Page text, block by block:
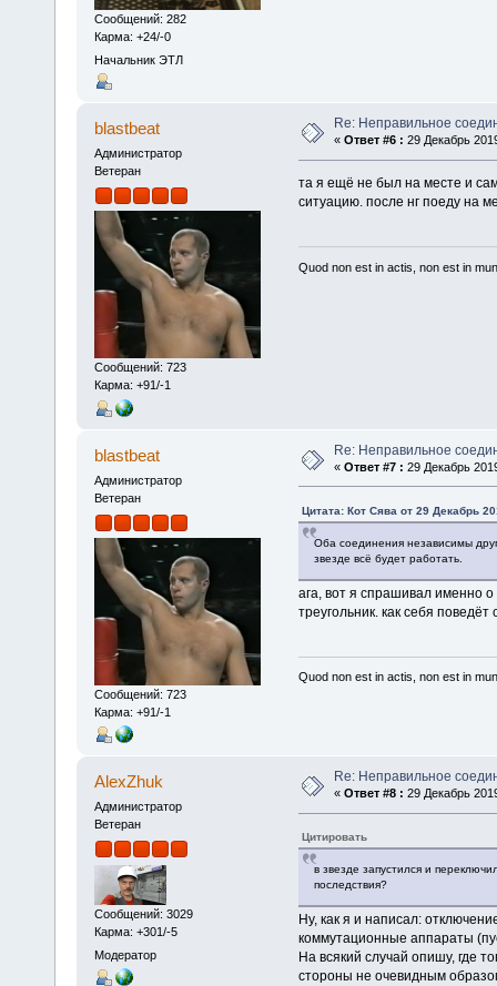
Сообщений: 282
Карма: +24/-0
Начальник ЭТЛ
blastbeat
Администратор
Ветеран
Сообщений: 723
Карма: +91/-1
Re: Неправильное
« Ответ #6 : 29 Декабрь
та я ещё не был на месте и
ситуацию. после нг поеду на
Quod non est in actis, non est in
blastbeat
Администратор
Ветеран
Сообщений: 723
Карма: +91/-1
Re: Неправильное
« Ответ #7 : 29 Декабрь
Цитата: Кот Сява от 29 Декабрь
Оба соединения независимы
звезде всё будет работать.
ага, вот я спрашивал именно
треугольник. как себя
Quod non est in actis, non est in
AlexZhuk
Администратор
Ветеран
Сообщений: 3029
Карма: +301/-5
Модератор
Re: Неправильное
« Ответ #8 : 29 Декабрь
Цитировать
в звезде запустился и
последствия?
Ну, как я и написал:
коммутационные аппараты
На всякий случай опишу, где
стороны не очевидным